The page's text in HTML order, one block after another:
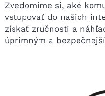
Zvedomíme si, aké
vstupovať do našich
získať zručnosti a
úprimným a